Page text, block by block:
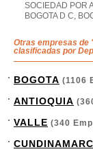
SOCIEDAD POR
BOGOTA D C,
Otras empresas de
clasificadas por
BOGOTA (1106
ANTIOQUIA
VALLE (340